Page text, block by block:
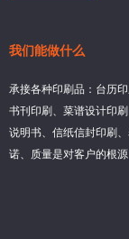
我们能做什么
承接各种印刷品：台历
书刊印刷、菜谱设计印
说明书、信纸信封印刷
诺、质量是对客户的根